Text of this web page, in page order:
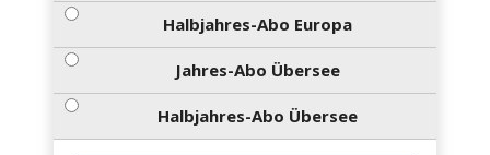
Halbjahres-Abo Europa
Jahres-Abo Übersee
Halbjahres-Abo Übersee